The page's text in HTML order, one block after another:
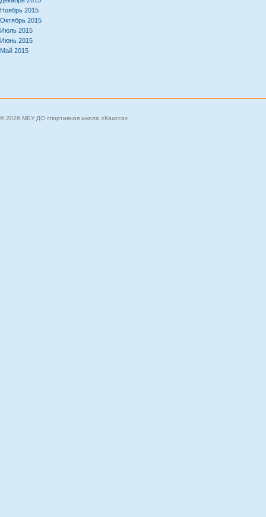
Ноябрь 2015
Октябрь 2015
Июль 2015
Июнь 2015
Май 2015
© 2026 МБУ ДО спортивная школа «Каисса».